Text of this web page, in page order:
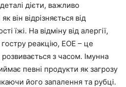
дієти, важливо
він відрізняється від
їжі. На відміну від алергії,
реакцію, EOE – це
з часом. Імунна
певні продукти як загрозу
його запалення та рубці.